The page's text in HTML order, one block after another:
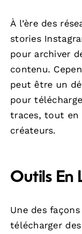
À l’ère des
stories
pour archiver
contenu.
peut être un
pour
traces, tout en
créateurs.
Outils En
Une des
télécharger